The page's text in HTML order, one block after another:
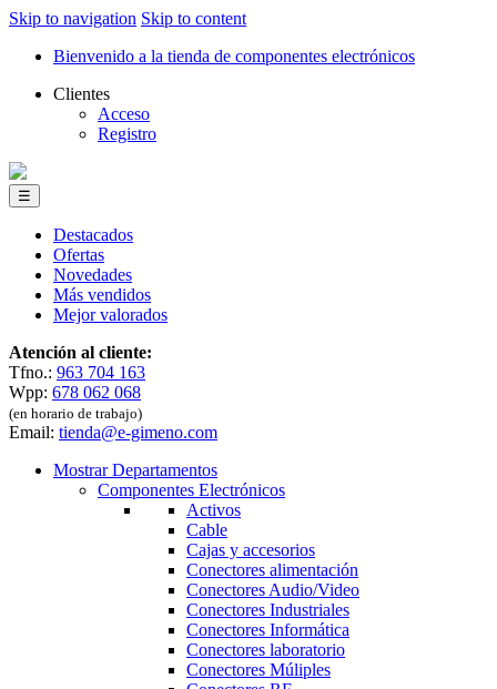
Skip to navigation Skip to content
Bienvenido a la tienda de componentes electrónicos
Clientes
Acceso
Registro
☰
Destacados
Ofertas
Novedades
Más vendidos
Mejor valorados
Atención al cliente:
Tfno.: 963 704 163
Wpp: 678 062 068
(en horario de trabajo)
Email: tienda@e-gimeno.com
Mostrar Departamentos
Componentes Electrónicos
Activos
Cable
Cajas y accesorios
Conectores alimentación
Conectores Audio/Video
Conectores Industriales
Conectores Informática
Conectores laboratorio
Conectores Múliples